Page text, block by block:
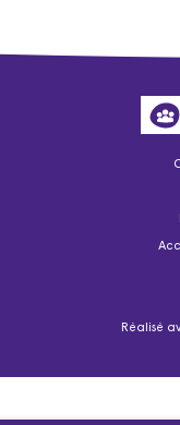
Réalisé